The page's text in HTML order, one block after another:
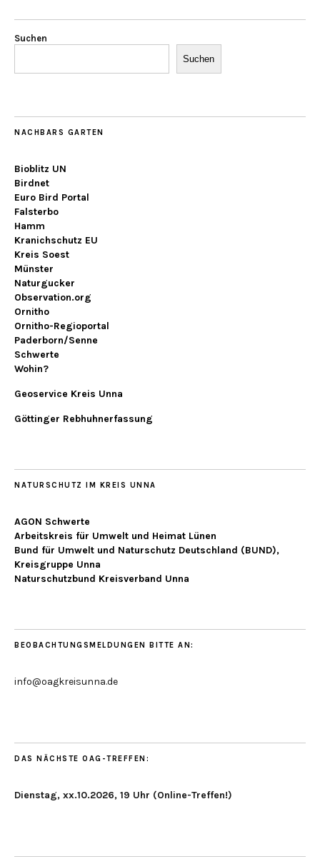
Suchen
Suchen
NACHBARS GARTEN
Bioblitz UN
Birdnet
Euro Bird Portal
Falsterbo
Hamm
Kranichschutz EU
Kreis Soest
Münster
Naturgucker
Observation.org
Ornitho
Ornitho-Regioportal
Paderborn/Senne
Schwerte
Wohin?
Geoservice Kreis Unna
Göttinger Rebhuhnerfassung
NATURSCHUTZ IM KREIS UNNA
AGON Schwerte
Arbeitskreis für Umwelt und Heimat Lünen
Bund für Umwelt und Naturschutz Deutschland (BUND),
Kreisgruppe Unna
Naturschutzbund Kreisverband Unna
BEOBACHTUNGSMELDUNGEN BITTE AN:
info@oagkreisunna.de
DAS NÄCHSTE OAG-TREFFEN:
Dienstag, xx.10.2026, 19 Uhr (Online-Treffen!)